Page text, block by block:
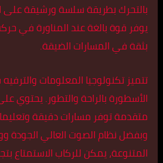
بالتحرك بطريقة سلسة ورشيقة على
يوفر قوة بالغة عند المناورة في
بثقة في المسارات الضيقة.
تتميز تكنولوجيا المعلومات
الأسطورة بالراحة والتطور. يحتوي
متقدمة توفر مسارات دقيقة
وبفضل نظام الصوت العالي الجودة
المتنوعة، يمكن للركاب الاستمتاع